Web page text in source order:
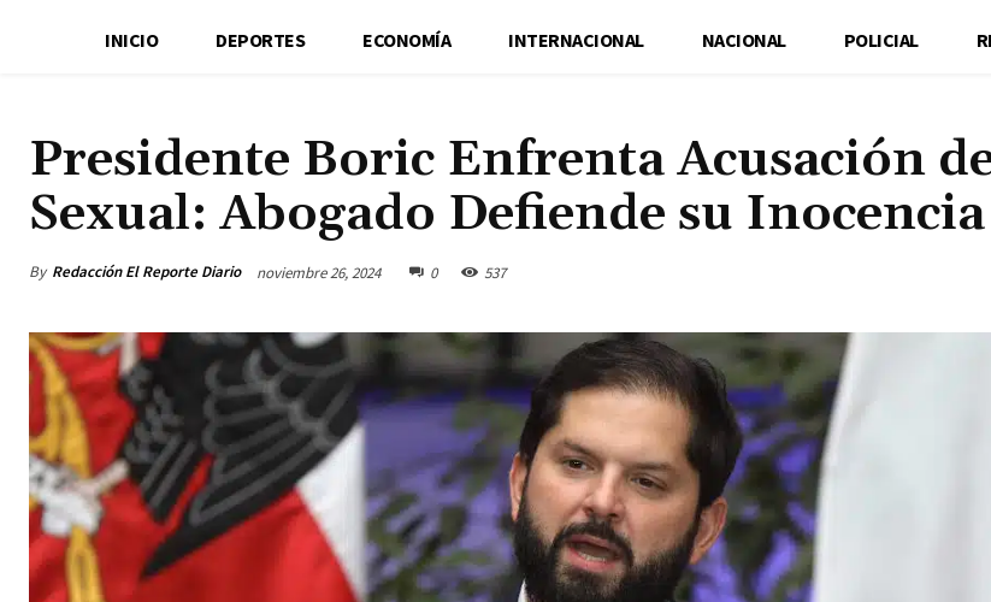
INICIO DEPORTES ECONOMÍA INTERNACIONAL NACIONAL POLICIAL
Presidente Boric Enfrenta Acusación
Sexual: Abogado Defiende su Inocencia
By Redacción El Reporte Diario noviembre 26, 2024 0 537